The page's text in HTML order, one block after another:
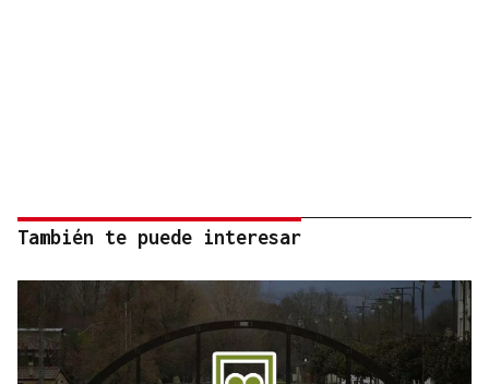
También te puede interesar